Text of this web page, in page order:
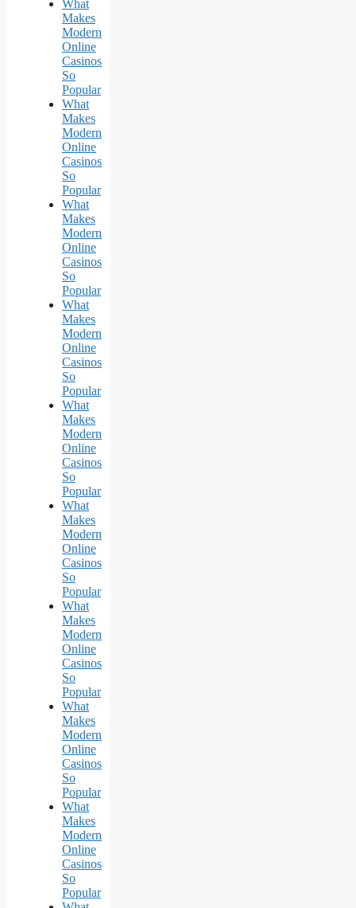
What
Makes
Modern
Online
Casinos
So
Popular
What
Makes
Modern
Online
Casinos
So
Popular
What
Makes
Modern
Online
Casinos
So
Popular
What
Makes
Modern
Online
Casinos
So
Popular
What
Makes
Modern
Online
Casinos
So
Popular
What
Makes
Modern
Online
Casinos
So
Popular
What
Makes
Modern
Online
Casinos
So
Popular
What
Makes
Modern
Online
Casinos
So
Popular
What
Makes
Modern
Online
Casinos
So
Popular